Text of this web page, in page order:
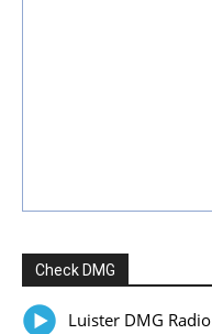
Check DMG
Luister DMG Radio